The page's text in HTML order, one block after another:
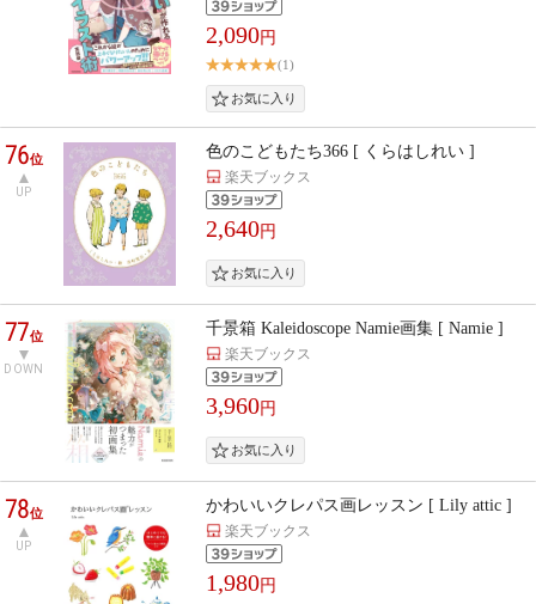
2,090円
(1)
76位
UP
色のこどもたち366 [ くらはしれい ]
楽天ブックス
2,640円
77位
DOWN
千景箱 Kaleidoscope Namie画集 [ Namie ]
楽天ブックス
3,960円
78位
UP
かわいいクレパス画レッスン [ Lily attic ]
楽天ブックス
1,980円